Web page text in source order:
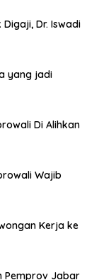
Dr. Iswadi
yang jadi
Di Alihkan
Wajib
Kerja ke
Pemprov Jabar